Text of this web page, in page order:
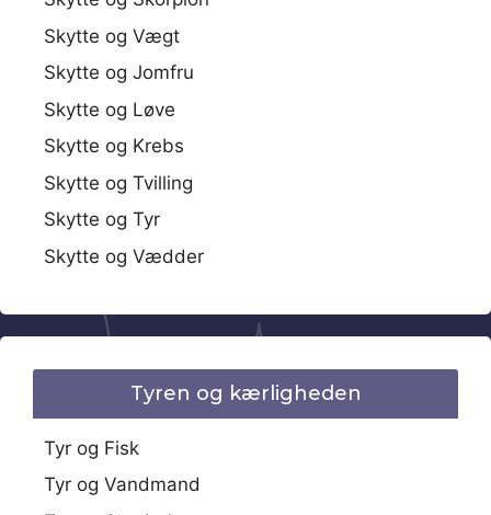
Skytte og Vægt
Skytte og Jomfru
Skytte og Løve
Skytte og Krebs
Skytte og Tvilling
Skytte og Tyr
Skytte og Vædder
Tyren og kærligheden
Tyr og Fisk
Tyr og Vandmand